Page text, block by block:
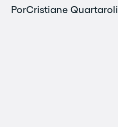
PorCristiane Quartaroli